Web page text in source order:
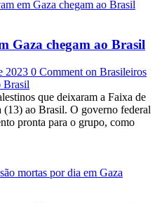
Gaza chegam ao Brasil
2023 0 Comment on Brasileiros
Brasil
que deixaram a Faixa de
(13) ao Brasil. O governo federal
pronta para o grupo, como